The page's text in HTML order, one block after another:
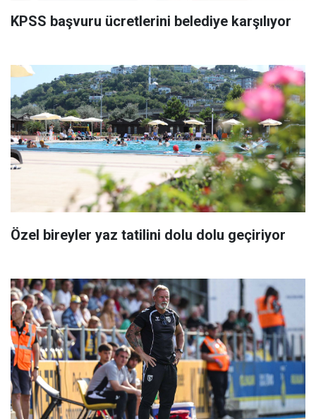
KPSS başvuru ücretlerini belediye karşılıyor
Özel bireyler yaz tatilini dolu dolu geçiriyor